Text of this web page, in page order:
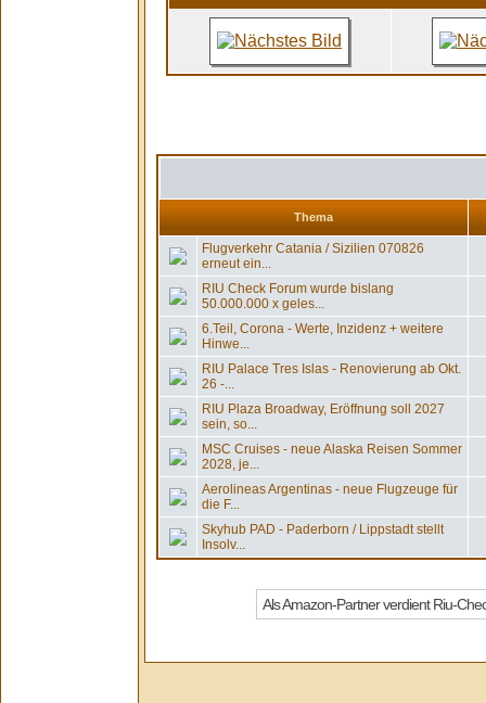
Thema
Flugverkehr Catania / Sizilien 070826
erneut ein...
RIU Check Forum wurde bislang
50.000.000 x geles...
6.Teil, Corona - Werte, Inzidenz + weitere
Hinwe...
RIU Palace Tres Islas - Renovierung ab Okt.
26 -...
RIU Plaza Broadway, Eröffnung soll 2027
sein, so...
MSC Cruises - neue Alaska Reisen Sommer
2028, je...
Aerolineas Argentinas - neue Flugzeuge für
die F...
Skyhub PAD - Paderborn / Lippstadt stellt
Insolv...